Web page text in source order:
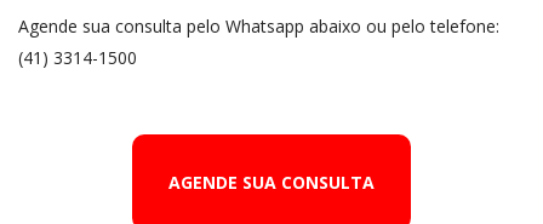
Agende sua consulta pelo Whatsapp abaixo ou pelo telefone:
(41) 3314-1500
AGENDE SUA CONSULTA